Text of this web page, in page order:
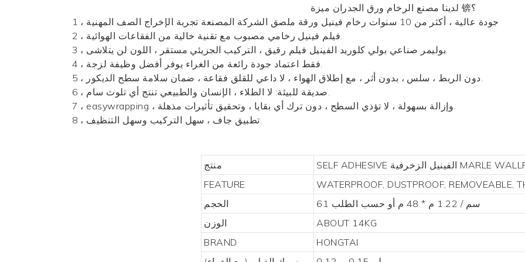
لدينا مصنع الرخام ورق الجدران
ميزة 锛؟
1 ، جودة عالية ، أكثر من 10 سنوات
رخام فينيل ورقة ملصق الشركة المصنعة تجربة الإخراج الصف المهنية
منتج SELF ADHESIVE
MARLE
FEATURE
WATERPROOF, DUSTPROOF, REMOVEABLE,
الحجم
61 سم / 1.22 م * 48 م أو حسب الطلب
الوزن
ABOUT 14KG
BRAND
HONGTAI